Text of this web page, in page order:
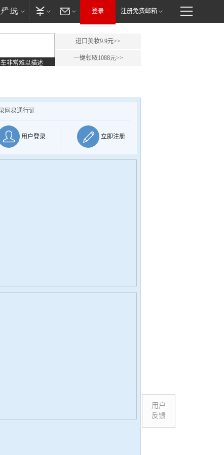
登录 注册免费邮箱
非常难以描述
进口美妆9.9元>>
一键领取1088元>>
网易通行证
用户登录 立即注册
用户
反馈